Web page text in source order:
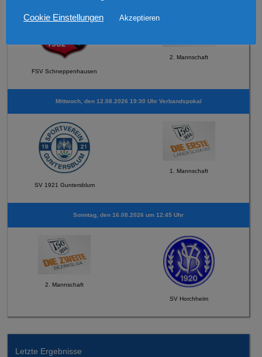
FSV Schneppenhausen
2. Mannschaft
Mittwoch, den 12.08.2026 19:30 Uhr Verbandspokal
SV 1921 Guntersblum
1. Mannschaft
Sonntag, den 16.08.2026 um 12:45 Uhr
2. Mannschaft
SV Horchheim
Letzte Ergebnisse
Cookie Einstellungen Akzeptieren